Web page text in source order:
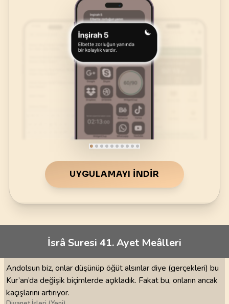
UYGULAMAYI İNDIR
İsrâ Suresi 41. Ayet Meâlleri
Andolsun biz, onlar düşünüp öğüt alsınlar diye (gerçekleri) bu
Kur’an’da değişik biçimlerde açıkladık. Fakat bu, onların ancak
kaçışlarını artırıyor.